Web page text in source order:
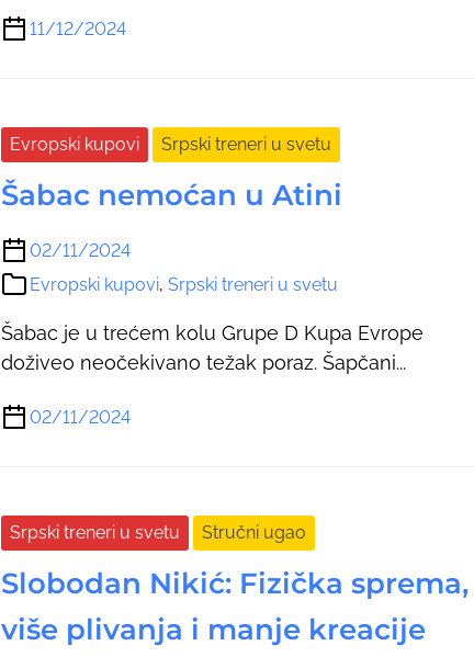
11/12/2024
Evropski kupovi Srpski treneri u svetu
Šabac nemoćan u Atini
02/11/2024
Evropski kupovi,Srpski treneri u svetu
Šabac je u trećem kolu Grupe D Kupa Evrope
doživeo neočekivano težak poraz. Šapčani...
02/11/2024
Srpski treneri u svetu Stručni ugao
Slobodan Nikić: Fizička sprema,
više plivanja i manje kreacije